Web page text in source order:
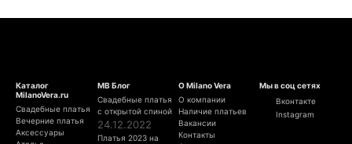
Каталог
MilanoVera.ru
Свадебные платья
Вечерние платья
Аксессуары
МВ Блог
Свадебные платья
с открытой спиной
24.12.2022
Платья 2023 на
О Milano Vera
О компании
Наличие платьев
Вакансии
Контакты
Мы в соц сетях
Вконтакте
Instagram